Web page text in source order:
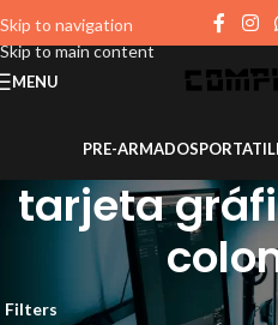
Skip to navigation
Skip to main content
MENU
PRE-ARMADOS
tarjeta
Filters